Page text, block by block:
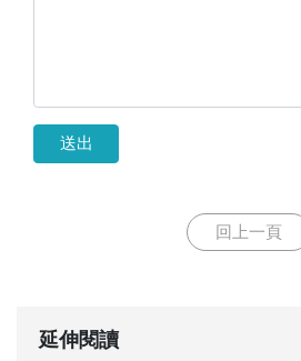
送出
回上一頁
延伸閱讀